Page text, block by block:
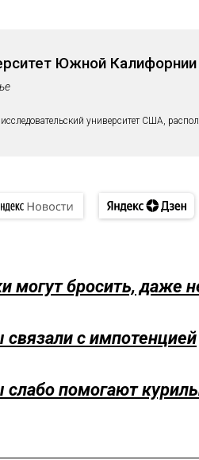
Южной Калифорнии
университет США,
могут бросить, даже
с импотенцией
слабо помогают